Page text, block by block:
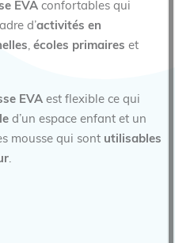
EVA confortables qui
d’activités en
, écoles primaires et
EVA est flexible ce qui
d’un espace enfant et un
mousse qui sont utilisables
.